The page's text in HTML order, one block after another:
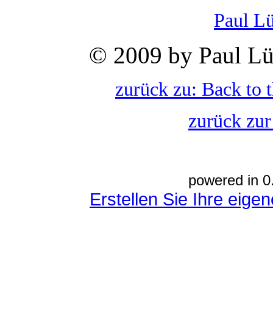
Paul
© 2009 by Paul
zurück zu: Back to
zurück
powered in
Erstellen Sie Ihre